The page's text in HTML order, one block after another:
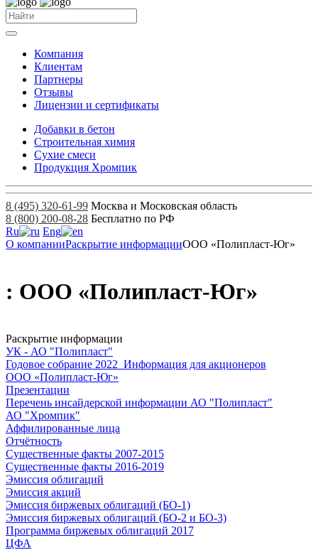
Компания
Клиентам
Партнеры
Отзывы
Лицензии и сертификаты
Добавки в бетон
Строительная химия
Сухие смеси
Продукция Хромпик
8 (495) 320-61-99 Москва и Московская область
8 (800) 200-08-28 Бесплатно по РФ
Ru
Eng
О компанииРаскрытие информацииООО «Полипласт-Юг»
: ООО «Полипласт-Юг»
Раскрытие информации
УК - АО "Полипласт"
Годовое собрание 2022_Информация для акционеров
ООО «Полипласт-Юг»
Презентации
Перечень инсайдерской информации АО "Полипласт"
АО "Хромпик"
Аффилированные лица
Отчётность
Существенные факты 2007-2015
Существенные факты 2016-2019
Эмиссия облигаций
Эмиссия акций
Эмиссия биржевых облигаций (БО-1)
Эмиссия биржевых облигаций (БО-2 и БО-3)
Программа биржевых облигаций 2017
ЦФА